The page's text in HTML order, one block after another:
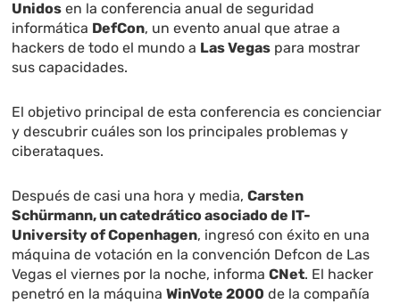
Unidos en la conferencia anual de seguridad
informática DefCon, un evento anual que atrae a
hackers de todo el mundo a Las Vegas para mostrar
sus capacidades.
El objetivo principal de esta conferencia es concienciar
y descubrir cuáles son los principales problemas y
ciberataques.
Después de casi una hora y media,Carsten
Schürmann, un catedrático asociado de IT-
University of Copenhagen, ingresó con éxito en una
máquina de votación en la convención Defcon de Las
Vegas el viernes por la noche, informaCNet. El hacker
penetró en la máquinaWinVote 2000 de la compañía